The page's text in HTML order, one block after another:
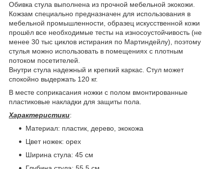
Обивка стула выполнена из прочной мебельной экокожи.
Кожзам специально предназначен для использования в
мебельной промышленности, образец искусственной кожи
прошёл все необходимые тесты на износоустойчивость (не
менее 30 тыс циклов истирания по Мартиндейлу), поэтому
стулья можно использовать в помещениях с плотным
потоком посетителей.
Внутри стула надежный и крепкий каркас. Стул может
спокойно выдержать 120 кг.
В месте соприкасания ножки с полом вмонтированные
пластиковые накладки для защиты пола.
Характеристики:
Материал: пластик, дерево, экокожа
Цвет ножек: орех
Ширина стула: 45 см